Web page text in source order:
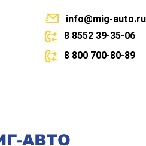
info@mig-auto.ru
8 8552 39-35-06
8 800 700-80-89